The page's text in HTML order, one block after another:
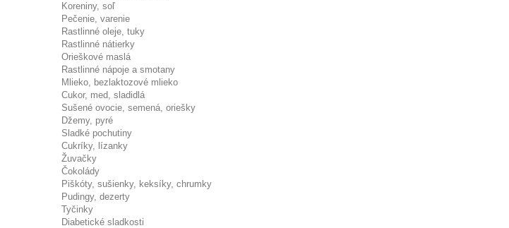
Koreniny, soľ
Pečenie, varenie
Rastlinné oleje, tuky
Rastlinné nátierky
Orieškové maslá
Rastlinné nápoje a smotany
Mlieko, bezlaktozové mlieko
Cukor, med, sladidlá
Sušené ovocie, semená, oriešky
Džemy, pyré
Sladké pochutiny
Cukríky, lízanky
Žuvačky
Čokolády
Piškóty, sušienky, keksíky, chrumky
Pudingy, dezerty
Tyčinky
Diabetické sladkosti